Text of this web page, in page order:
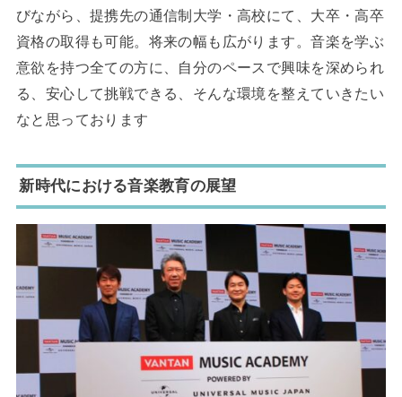
びながら、提携先の通信制大学・高校にて、大卒・高卒
資格の取得も可能。将来の幅も広がります。音楽を学ぶ
意欲を持つ全ての方に、自分のペースで興味を深められ
る、安心して挑戦できる、そんな環境を整えていきたい
なと思っております
新時代における音楽教育の展望